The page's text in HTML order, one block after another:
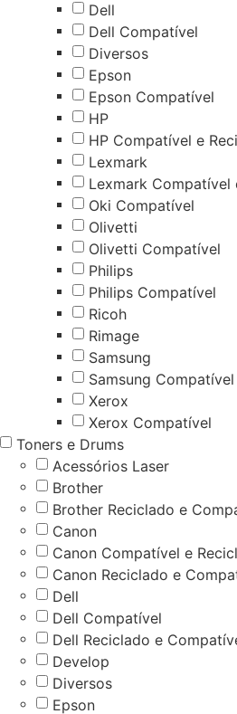
Dell
Dell Compatível
Diversos
Epson
Epson Compatível
HP
HP Compatível e
Lexmark
Lexmark Compatível
Oki Compatível
Olivetti
Olivetti Compatível
Philips
Philips Compatível
Ricoh
Rimage
Samsung
Samsung Compatível
Xerox
Xerox Compatível
Toners e Drums
Acessórios Laser
Brother
Brother Reciclado e
Canon
Canon Compatível e
Canon Reciclado e
Dell
Dell Compatível
Dell Reciclado e
Develop
Diversos
Epson